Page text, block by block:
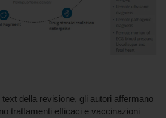
della revisione, gli autori affermano
trattamenti efficaci e vaccinazioni